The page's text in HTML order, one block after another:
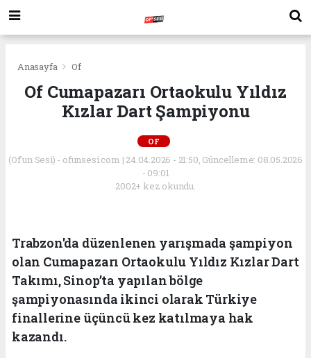
Anasayfa Of
Of Cumapazarı Ortaokulu Yıldız
Kızlar Dart Şampiyonu
OF
(Of'un Sesi) - ofunsesi.com | 24.04.2026 - 21:50, Güncelleme: 08.05.2026
- 09:01
2002+ kez okundu.
Trabzon'da düzenlenen yarışmada şampiyon
olan Cumapazarı Ortaokulu Yıldız Kızlar Dart
Takımı, Sinop’ta yapılan bölge
şampiyonasında ikinci olarak Türkiye
finallerine üçüncü kez katılmaya hak
kazandı.